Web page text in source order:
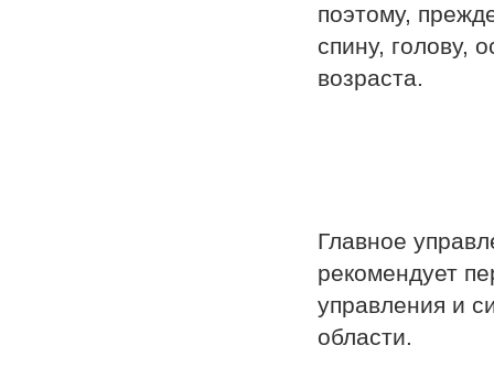
поэтому,
спину, голову,
возраста.
Главное
рекомендует
управления и
области.